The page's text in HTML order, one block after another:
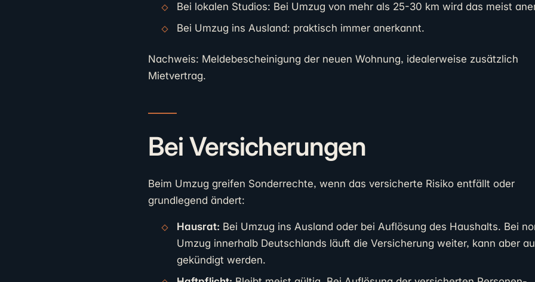
Bei lokalen Studios: Bei Umzug von mehr als 25-30 km wird das meist
Bei Umzug ins Ausland: praktisch immer anerkannt.
Nachweis: Meldebescheinigung der neuen Wohnung, idealerweise zusätzlich
Mietvertrag.
Bei Versicherungen
Beim Umzug greifen Sonderrechte, wenn das versicherte Risiko entfällt oder
grundlegend ändert:
Hausrat: Bei Umzug ins Ausland oder bei Auflösung des Haushalts. Bei
Umzug innerhalb Deutschlands läuft die Versicherung weiter, kann aber
gekündigt werden.